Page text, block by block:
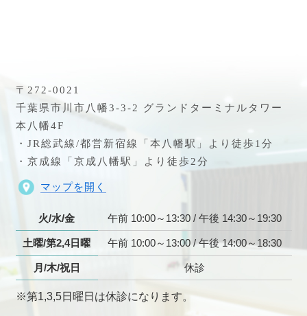
〒272-0021
千葉県市川市八幡3-3-2 グランドターミナルタワー
本八幡4F
・JR総武線/都営新宿線「本八幡駅」より徒歩1分
・京成線「京成八幡駅」より徒歩2分
マップを開く
火/水/金 午前 10:00～13:30 / 午後 14:30～19:30
土曜/第2,4日曜 午前 10:00～13:00 / 午後 14:00～18:30
月/木/祝日 休診
※第1,3,5日曜日は休診になります。